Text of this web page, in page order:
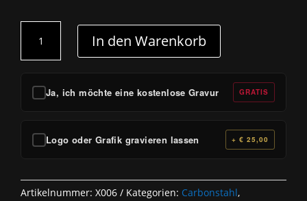
Edogato-
Usuba
Menge
In den Warenkorb
Ja, ich möchte eine kostenlose Gravur GRATIS
Logo oder Grafik gravieren lassen + € 25,00
Artikelnummer: X006 Kategorien: Carbonstahl,